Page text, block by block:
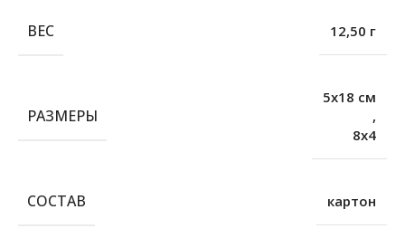
ВЕС 12,50 г
РАЗМЕРЫ
5х18 см
,
8х4
СОСТАВ картон